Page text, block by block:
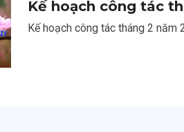
Kế hoạch công tác
Kế hoạch công tác tháng 2 năm